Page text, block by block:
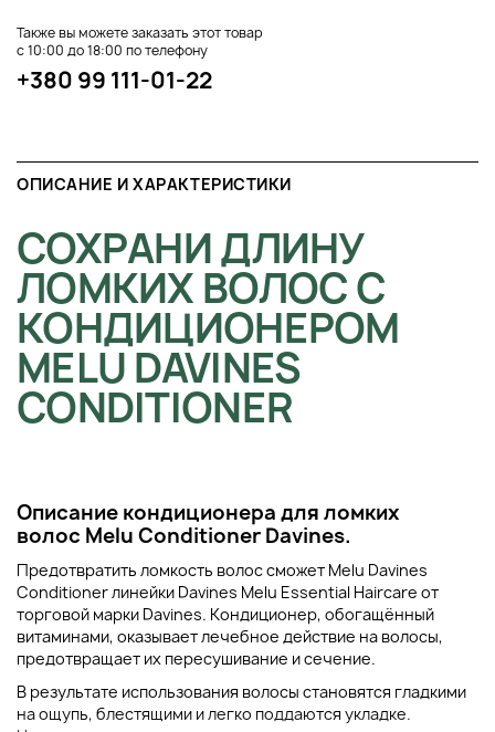
Также вы можете заказать этот товар
с 10:00 до 18:00 по телефону
+380 99 111-01-22
ОПИСАНИЕ И ХАРАКТЕРИСТИКИ
СОХРАНИ ДЛИНУ
ЛОМКИХ ВОЛОС С
КОНДИЦИОНЕРОМ
MELU DAVINES
CONDITIONER
Описание кондиционера для ломких
волос Melu Conditioner Davines.
Предотвратить ломкость волос сможет Melu Davines
Conditioner линейки Davines Melu Essential Haircare от
торговой марки Davines. Кондиционер, обогащённый
витаминами, оказывает лечебное действие на волосы,
предотвращает их пересушивание и сечение.
В результате использования волосы становятся гладкими
на ощупь, блестящими и легко поддаются укладке.